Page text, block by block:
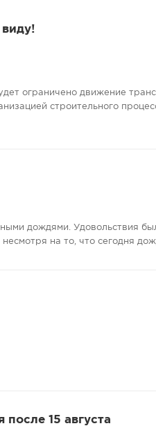
виду!
ограничено движение
строительного
дождями. Удовольствия
на то, что сегодня
15 августа